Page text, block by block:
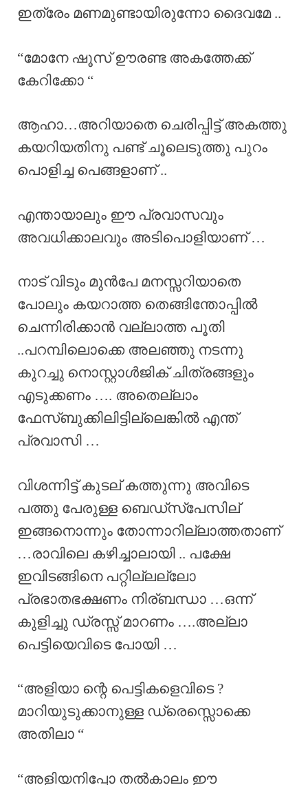
ഇത്രേം മണമുണ്ടായിരുന്നോ ദൈവമേ ..
“മോനേ ഷൂസ് ഊരണ്ട അകത്തേക്ക്
കേറിക്കോ “
ആഹാ…അറിയാതെ ചെരിപ്പിട്ട് അകത്തു
കയറിയതിനു പണ്ട് ചൂലെടുത്തു പുറം
പൊളിച്ച പെങ്ങളാണ് ..
എന്തായാലും ഈ പ്രവാസവും
അവധിക്കാലവും അടിപൊളിയാണ് …
നാട് വിടും മുൻപേ മനസ്സറിയാതെ
പോലും കയറാത്ത തെങ്ങിന്തോപ്പിൽ
ചെന്നിരിക്കാൻ വല്ലാത്ത പൂതി
..പറമ്പിലൊക്കെ അലഞ്ഞു നടന്നു
കുറച്ചു നൊസ്റ്റാൾജിക് ചിത്രങ്ങളും
എടുക്കണം …. അതെല്ലാം
ഫേസ്ബുക്കിലിട്ടില്ലെങ്കിൽ എന്ത്‌
പ്രവാസി …
വിശന്നിട്ട് കുടല് കത്തുന്നു അവിടെ
പത്തു പേരുള്ള ബെഡ്സ്പേസില്
ഇങ്ങനൊന്നും തോന്നാറില്ലാത്തതാണ്
…രാവിലെ കഴിച്ചാലായി .. പക്ഷേ
ഇവിടങ്ങിനെ പറ്റില്ലല്ലോ
പ്രഭാതഭക്ഷണം നിര്ബന്ധാ …ഒന്ന്
കുളിച്ചു ഡ്രസ്സ് മാറണം ….അല്ലാ
പെട്ടിയെവിടെ പോയി …
“അളിയാ ന്റെ പെട്ടികളെവിടെ ?
മാറിയുടുക്കാനുള്ള ഡ്രെസ്സൊക്കെ
അതിലാ “
“അളിയനിപ്പോ തൽകാലം ഈ